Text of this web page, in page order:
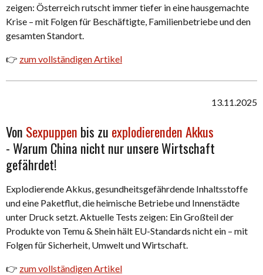
zeigen: Österreich rutscht immer tiefer in eine hausgemachte
Krise – mit Folgen für Beschäftigte, Familienbetriebe und den
gesamten Standort.
👉 zum vollständigen Artikel
13.11.2025
Von Sexpuppen bis zu explodierenden Akkus
-Warum China nicht nur unsere Wirtschaft
gefährdet!
Explodierende Akkus, gesundheitsgefährdende Inhaltsstoffe
und eine Paketflut, die heimische Betriebe und Innenstädte
unter Druck setzt. Aktuelle Tests zeigen: Ein Großteil der
Produkte von Temu & Shein hält EU-Standards nicht ein – mit
Folgen für Sicherheit, Umwelt und Wirtschaft.
👉 zum vollständigen Artikel